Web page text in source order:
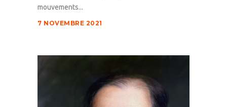
mouvements...
7 NOVEMBRE 2021